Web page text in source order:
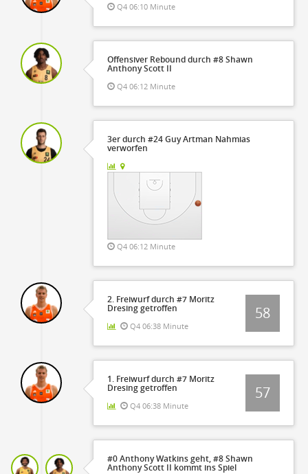
Q4 06:10 Minute
Offensiver Rebound durch #8 Shawn
Anthony Scott II
Q4 06:12 Minute
3er durch #24 Guy Artman Nahmias
verworfen
Q4 06:12 Minute
2. Freiwurf durch #7 Moritz
Dresing getroffen
Q4 06:38 Minute
58
1. Freiwurf durch #7 Moritz
Dresing getroffen
Q4 06:38 Minute
57
#0 Anthony Watkins geht, #8 Shawn
Anthony Scott II kommt ins Spiel